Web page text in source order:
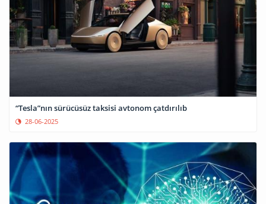
“Tesla”nın sürücüsüz taksisi avtonom çatdırılıb
28-06-2025